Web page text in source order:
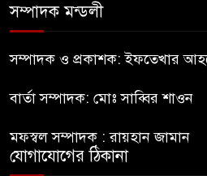
ঐক্যের
সুযোগ
সম্পাদক মন্ডলী
সম্পাদক ও প্রকাশক: ইফতেখার
বার্তা সম্পাদক: মোঃ সাব্বির শাওন
মফস্বল সম্পাদক : রায়হান জামান
যোগাযোগের ঠিকানা